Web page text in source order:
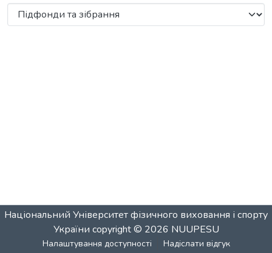
Національний Університет фізичного виховання і спорту
України copyright © 2026 NUUPESU
Налаштування доступності Надіслати відгук